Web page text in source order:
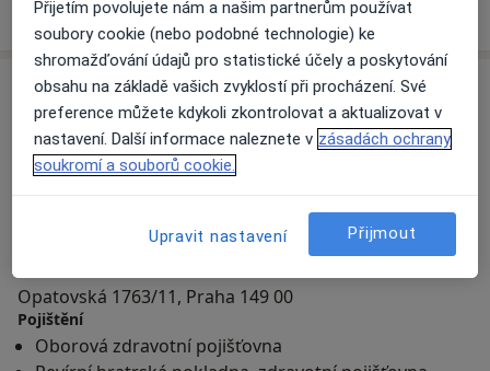
+ 4 specialisti
Adresa
Přiblížit mapu
Opatovská 1763/11, Praha 149 00
Pojištění
Oborová zdravotní pojišťovna
Přijetím povolujete nám a našim partnerům používat
soubory cookie (nebo podobné technologie) ke
shromažďování údajů pro statistické účely a poskytování
obsahu na základě vašich zvyklostí při procházení. Své
preference můžete kdykoli zkontrolovat a aktualizovat v
nastavení. Další informace naleznete v zásadách ochrany
soukromí a souborů cookie.
Upravit nastavení Přijmout